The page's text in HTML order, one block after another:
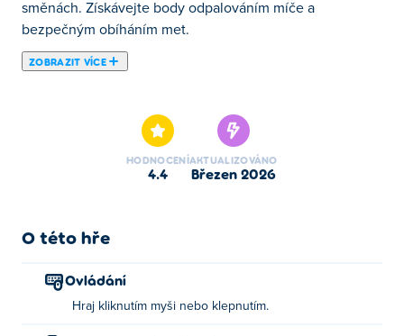
směnách. Získávejte body odpalováním míče a
bezpečným obíháním met.
ZOBRAZIT VÍCE
časem! Začněte v předměstí a poté se probojujte
strašidelnými lesy, starověkým Egyptem, prehistorickými
jeskyněmi a dokonce i budoucností proti robotům.
homeruny?
Jak hrát plochý baseball?
Klikněte nebo klepněte pro přehrání!
HODNOCENÍ
4.4
AKTUALIZOVÁNO
březen 2026
O této hře
Ovládání
Hraj kliknutím myši nebo klepnutím.